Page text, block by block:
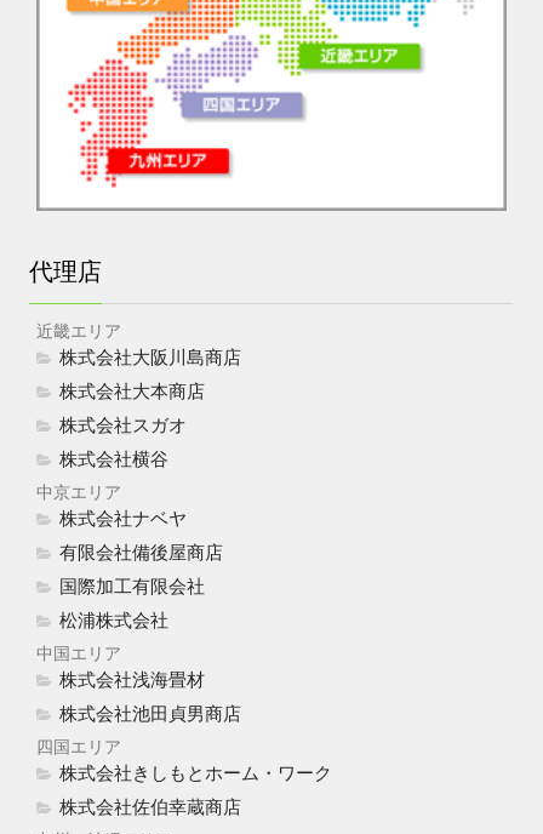
代理店
近畿エリア
株式会社大阪川島商店
株式会社大本商店
株式会社スガオ
株式会社横谷
中京エリア
株式会社ナベヤ
有限会社備後屋商店
国際加工有限会社
松浦株式会社
中国エリア
株式会社浅海畳材
株式会社池田貞男商店
四国エリア
株式会社きしもとホーム・ワーク
株式会社佐伯幸蔵商店